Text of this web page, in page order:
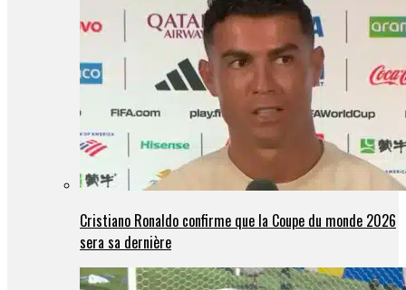
Cristiano Ronaldo confirme que la Coupe du monde 2026
sera sa dernière